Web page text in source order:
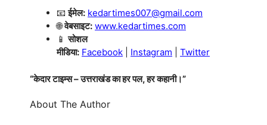
📧ईमेल: kedartimes007@gmail.com
🌐वेबसाइट: www.kedartimes.com
📱सोशल
मीडिया: Facebook Instagram Twitter
“केदार टाइम्स – उत्तराखंड का हर पल, हर कहानी।”
About The Author